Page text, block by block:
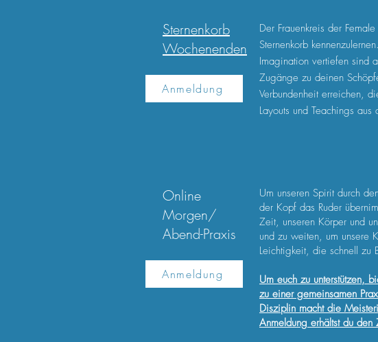
Sternenkorb
Wochenenden
Anmeldung
Der Frauenkreis der
Sternenkorb
Imagination vertiefen sind
Zugänge zu deinen
Verbundenheit erreichen,
Layouts und Teachings
Online
Morgen/
Abend-Praxis
Anmeldung
Um unseren Spirit durch
der Kopf das Ruder
Zeit, unseren Körper und
und zu weiten, um unsere
Leichtigkeit, die schnell zu
Um euch zu unterstützen,
zu einer gemeinsamen
Disziplin macht die
Anmeldung erhältst du den